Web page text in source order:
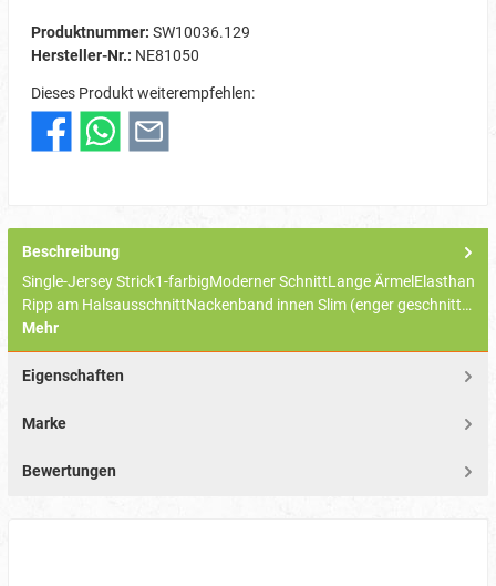
Produktnummer: SW10036.129
Hersteller-Nr.: NE81050
Dieses Produkt weiterempfehlen:
Beschreibung
Single-Jersey Strick1-farbigModerner SchnittLange ÄrmelElasthan
Ripp am HalsausschnittNackenband innen Slim (enger geschnitt…
Mehr
Eigenschaften
Marke
Bewertungen